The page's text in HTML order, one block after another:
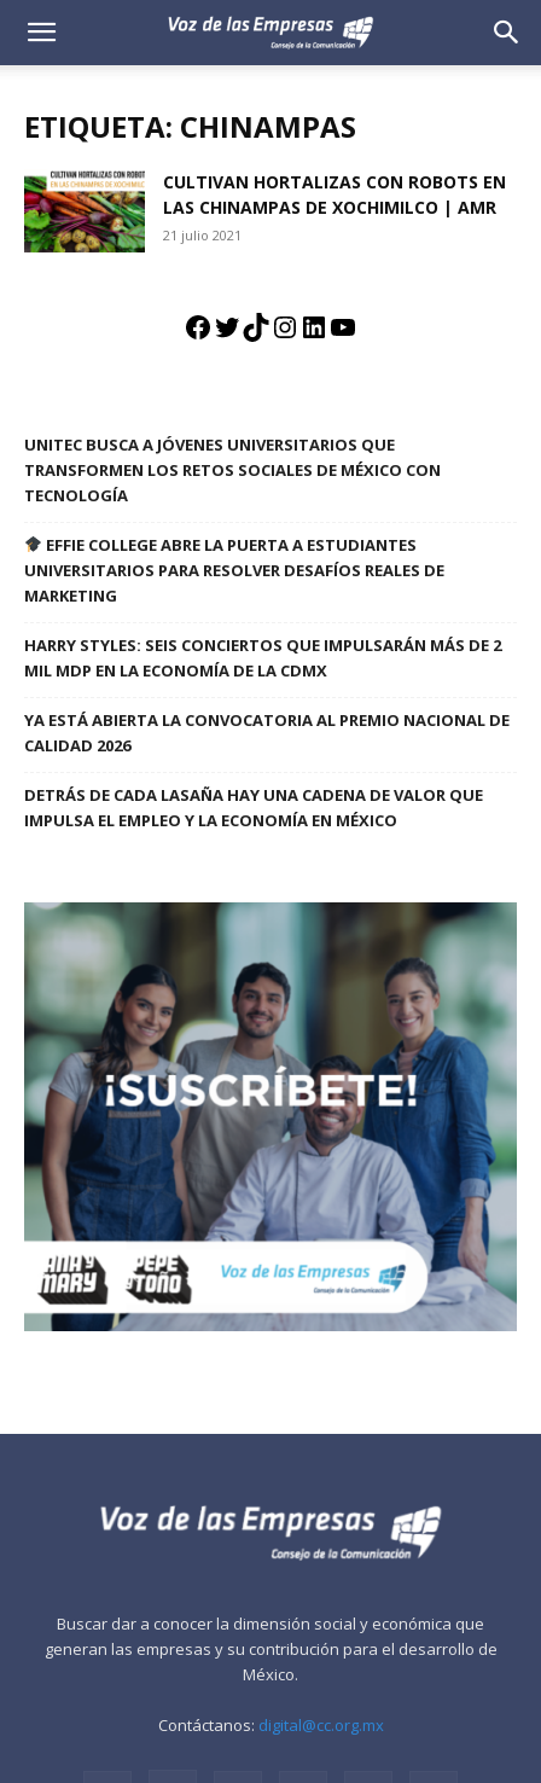
Voz
Empresas
ETIQUETA: CHINAMPAS
CULTIVAN HORTALIZAS CON ROBOTS EN
LAS CHINAMPAS DE XOCHIMILCO | AMR
21 julio 2021
Facebook
Twitter
TikTok
Instagram
LinkedIn
YouTube
UNITEC BUSCA A JÓVENES UNIVERSITARIOS QUE
TRANSFORMEN LOS RETOS SOCIALES DE MÉXICO CON
TECNOLOGÍA
EFFIE COLLEGE ABRE LA PUERTA A ESTUDIANTES
UNIVERSITARIOS PARA RESOLVER DESAFÍOS REALES DE
MARKETING
HARRY STYLES: SEIS CONCIERTOS QUE IMPULSARÁN MÁS DE 2
MIL MDP EN LA ECONOMÍA DE LA CDMX
YA ESTÁ ABIERTA LA CONVOCATORIA AL PREMIO NACIONAL DE
CALIDAD 2026
DETRÁS DE CADA LASAÑA HAY UNA CADENA DE VALOR QUE
IMPULSA EL EMPLEO Y LA ECONOMÍA EN MÉXICO
Buscar dar a conocer la dimensión social y económica que
generan las empresas y su contribución para el desarrollo de
México.
Contáctanos: digital@cc.org.mx